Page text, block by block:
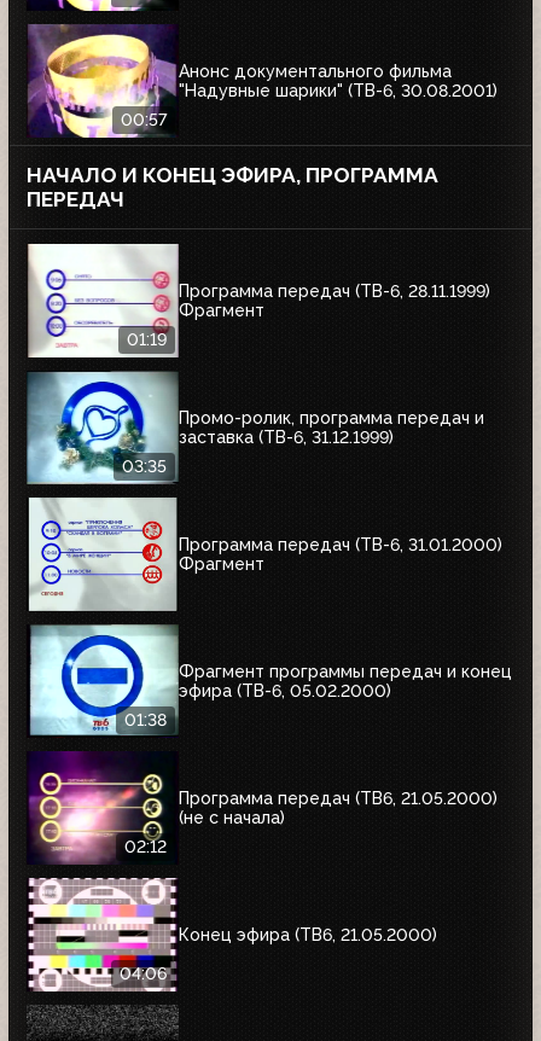
00:57
Анонс документального фильма
"Надувные шарики" (ТВ-6, 30.08.2001)
НАЧАЛО И КОНЕЦ ЭФИРА, ПРОГРАММА
ПЕРЕДАЧ
01:19
Программа передач (ТВ-6, 28.11.1999)
Фрагмент
03:35
Промо-ролик, программа передач и
заставка (ТВ-6, 31.12.1999)
Программа передач (ТВ-6, 31.01.2000)
Фрагмент
01:38
Фрагмент программы передач и конец
эфира (ТВ-6, 05.02.2000)
02:12
Программа передач (ТВ6, 21.05.2000)
(не с начала)
04:06
Конец эфира (ТВ6, 21.05.2000)